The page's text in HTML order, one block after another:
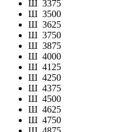
Ш 3375
Ш 3500
Ш 3625
Ш 3750
Ш 3875
Ш 4000
Ш 4125
Ш 4250
Ш 4375
Ш 4500
Ш 4625
Ш 4750